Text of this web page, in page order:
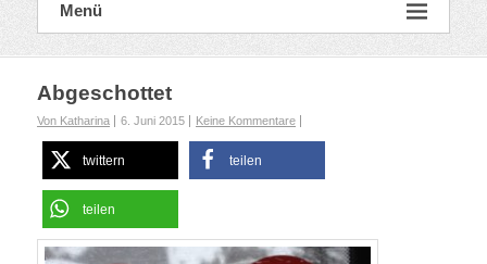
Menü
Abgeschottet
Von Katharina 6. Juni 2015 Keine Kommentare
twittern teilen
teilen